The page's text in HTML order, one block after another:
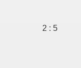
2 : 5